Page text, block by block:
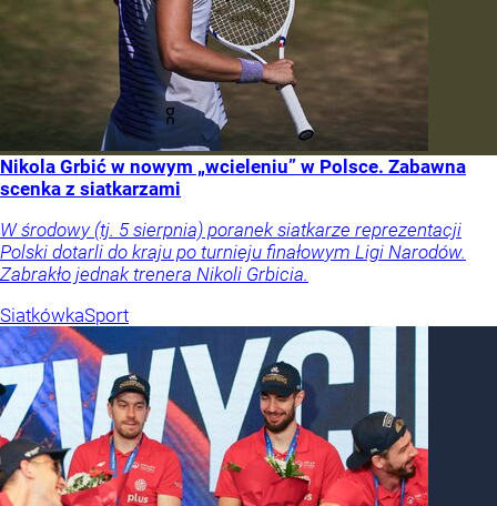
Nikola Grbić w nowym „wcieleniu” w Polsce. Zabawna
scenka z siatkarzami
W środowy (tj. 5 sierpnia) poranek siatkarze reprezentacji
Polski dotarli do kraju po turnieju finałowym Ligi Narodów.
Zabrakło jednak trenera Nikoli Grbicia.
SiatkówkaSport